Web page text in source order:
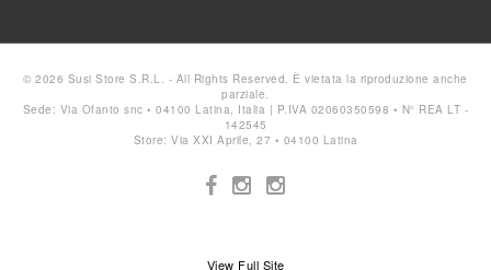
© 2026 Susi Store S.R.L. - All Rights Reserved. È vietata la riproduzione anche
parziale.
Sede: Via Ofanto snc • 04100 Latina, Italia | P.IVA 02060350598 • N° REA LT -
142545
Store: Via XXI Aprile, 27 • 04100 Latina
View Full Site